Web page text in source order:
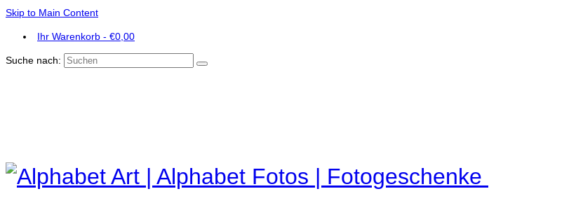
Skip to Main Content
Ihr Warenkorb - €0,00
Suche nach: